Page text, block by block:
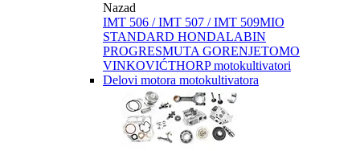
Nazad
IMT 506 / IMT 507 / IMT 509MIO
STANDARD HONDALABIN
PROGRESMUTA GORENJETOMO
VINKOVIĆTHORP motokultivatori
Delovi motora motokultivatora